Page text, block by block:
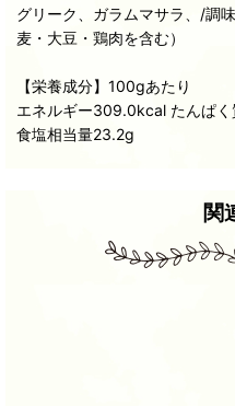
グリーク、ガラムマサラ、/調
麦・大豆・鶏肉を含む）
【栄養成分】100gあたり
エネルギー309.0kcal たんぱ
食塩相当量23.2g
関